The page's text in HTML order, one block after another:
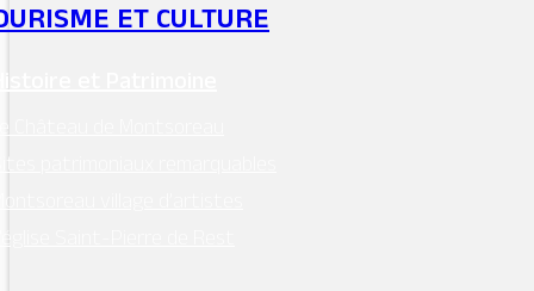
ET CULTURE
et Patrimoine
Château de Montsoreau
patrimoniaux remarquables
village d’artistes
Saint-Pierre de Rest